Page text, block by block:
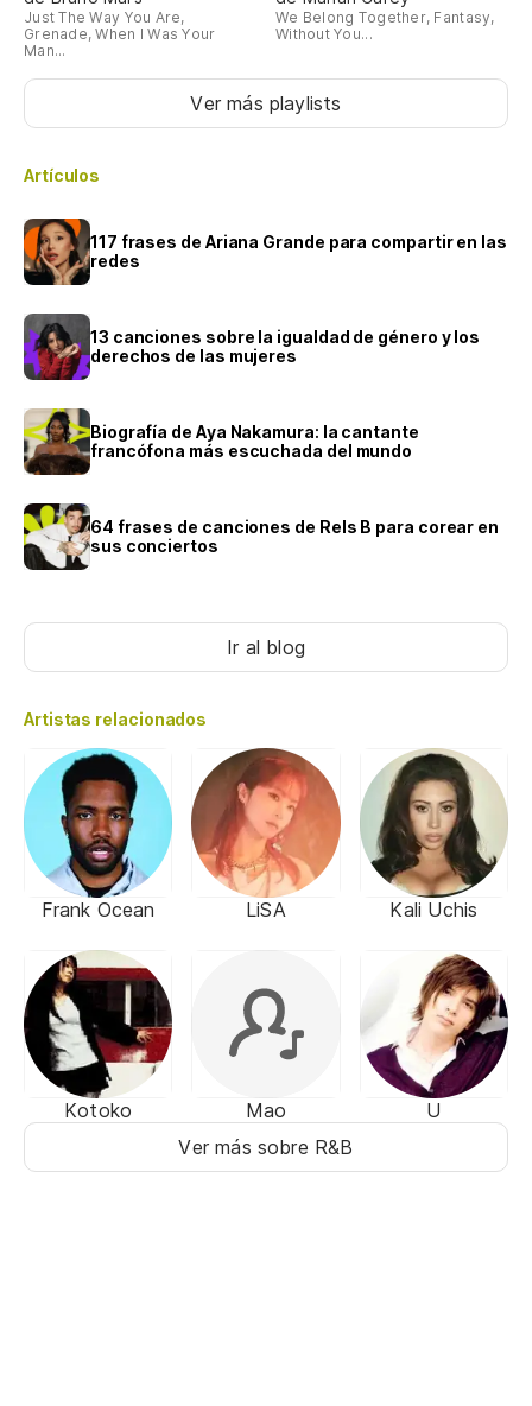
Just The Way You Are,
Grenade, When I Was Your
Man...
We Belong Together, Fantasy,
Without You...
Ver más playlists
Artículos
117 frases de Ariana Grande para compartir en las
redes
13 canciones sobre la igualdad de género y los
derechos de las mujeres
Biografía de Aya Nakamura: la cantante
francófona más escuchada del mundo
64 frases de canciones de Rels B para corear en
sus conciertos
Ir al blog
Artistas relacionados
Frank Ocean LiSA Kali Uchis
Kotoko Mao
U
Ver más sobre R&B